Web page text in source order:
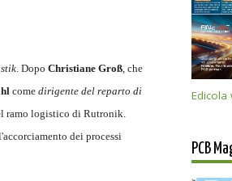
. Dopo Christiane Groß, che
come dirigente del reparto di
ramo logistico di Rutronik.
dei processi
Edicola
PCB